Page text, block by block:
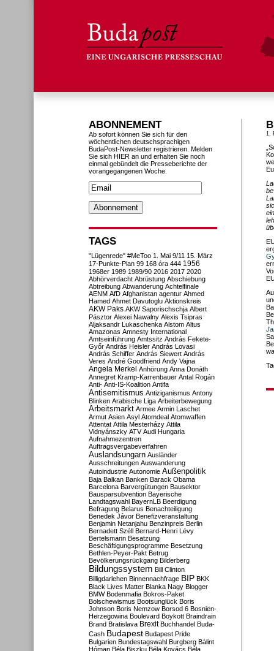
1.
ABONNEMENT
Ab sofort können Sie sich für den
wöchentlichen deutschsprachigen
BudaPost-Newsletter registrieren. Melden
Sie sich HIER an und erhalten Sie noch
einmal gebündelt die Presseberichte der
vorangegangenen Woche.
TAGS
"Lügenrede" #MeToo 1. Mai 9/11 15. März
17-Punkte-Plan 99 168 óra 444 1956
1968er 1989 1989/90 2016 2017 2020
Abhörverdacht Abrüstung Abschiebung
Abtreibung Abwanderung Achtelfinale
AENM AfD Afghanistan agentur Ahmed
Hamed Ahmet Davutoglu Aktionskreis
AKW Paks AKW Saporischschja Albert
Pásztor Alexei Nawalny Alexis Tsipras
Aljaksandr Lukaschenka Alstom Altus
Amazonas Amnesty International
Amtseinführung Amtssitz András Fekete-
Győr András Heisler András Lovasi
András Schiffer András Siewert András
Veres André Goodfriend Andy Vajna
Angela Merkel Anhörung Anna Donáth
Annegret Kramp-Karrenbauer Antal Rogán
Anti- Anti-IS-Koalition Antifa
Antisemitismus Antiziganismus Antony
Blinken Arabische Liga Arbeiterbewegung
Arbeitsmarkt Armee Armin Laschet
Armut Asien Asyl Atomdeal Atomwaffen
Attentat Attila Mesterházy Attila
Vidnyánszky ATV Audi Hungaria
Aufnahmezentren
Auftragsvergabeverfahren
Auslandsungarn Ausländer
Ausschreitungen Auswanderung
Autoindustrie Autonomie Außenpolitik
Baja Balkan Banken Barack Obama
Barcelona Barvergütungen Bausektor
Bausparsubvention Bayerische
Landtagswahl BayernLB Beerdigung
Befragung Belarus Benachteiligung
Benedek Jávor Benefizveranstaltung
Benjamin Netanjahu Benzinpreis Berlin
Bernadett Széll Bernard-Henri Lévy
Bertelsmann Besatzung
Beschäftigungsprogramme Besetzung
Bethlen-Peyer-Pakt Betrug
Bevölkerungsrückgang Bilderberg
Bildungssystem Bill Clinton
Billigdarlehen Binnennachfrage BIP BKK
Black Lives Matter Blanka Nagy Blogger
BMW Bodenmafia Bokros-Paket
Bolschewismus Bootsunglück Boris
Johnson Boris Nemzow Borsod 6 Bosnien-
Herzegowina Boulevard Boykott Braindrain
Brand Bratislava Brexit Buchhandel Buda-
Cash Budapest Budapest Pride
Bulgarien Bundestagswahl Burgberg Bálint
Hóman Béla Biszku Béla Kovács Béla